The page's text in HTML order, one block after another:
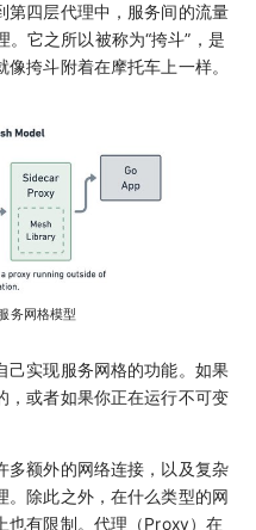
第四层代理中，服务间的流量
它之所以被称为“挎斗”，是
挎斗附着在摩托车上一样。
务网格模型
己实现服务网格的功能。如果
，或者如果你正在运行不可变
多额外的网络连接，以及复杂
。除此之外，在什么类型的网
也有限制。代理（Proxy）在